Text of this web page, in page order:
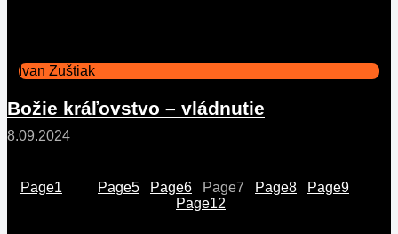
Ivan Zuštiak
Božie kráľovstvo – vládnutie
8.09.2024
Page1 Page5 Page6 Page7 Page8 Page9
Page12